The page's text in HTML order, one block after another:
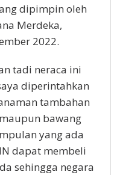
dipimpin oleh
Merdeka,
2022.
tadi neraca ini
diperintahkan
tambahan
bawang
yang ada
dapat membeli
sehingga negara